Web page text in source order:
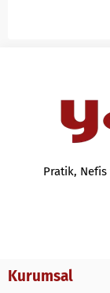
Pratik,
Kurumsal